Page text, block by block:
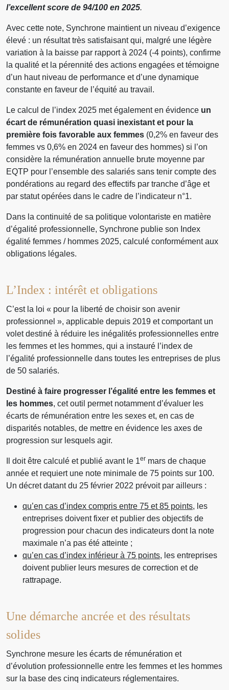
l’excellent score de 94/100 en 2025.
Avec cette note, Synchrone maintient un niveau d’exigence
élevé : un résultat très satisfaisant qui, malgré une légère
variation à la baisse par rapport à 2024 (-4 points), confirme
la qualité et la pérennité des actions engagées et témoigne
d’un haut niveau de performance et d’une dynamique
constante en faveur de l’équité au travail.
Le calcul de l’index 2025 met également en évidence un
écart de rémunération quasi inexistant et pour la
première fois favorable aux femmes (0,2% en faveur des
femmes vs 0,6% en 2024 en faveur des hommes) si l’on
considère la rémunération annuelle brute moyenne par
EQTP pour l’ensemble des salariés sans tenir compte des
pondérations au regard des effectifs par tranche d’âge et
par statut opérées dans le cadre de l’indicateur n°1.
Dans la continuité de sa politique volontariste en matière
d’égalité professionnelle, Synchrone publie son Index
égalité femmes / hommes 2025, calculé conformément aux
obligations légales.
L’Index : intérêt et obligations
C’est la loi « pour la liberté de choisir son avenir
professionnel », applicable depuis 2019 et comportant un
volet destiné à réduire les inégalités professionnelles entre
les femmes et les hommes, qui a instauré l’index de
l’égalité professionnelle dans toutes les entreprises de plus
de 50 salariés.
Destiné à faire progresser l’égalité entre les femmes et
les hommes, cet outil permet notamment d’évaluer les
écarts de rémunération entre les sexes et, en cas de
disparités notables, de mettre en évidence les axes de
progression sur lesquels agir.
Il doit être calculé et publié avant le 1er mars de chaque
année et requiert une note minimale de 75 points sur 100.
Un décret datant du 25 février 2022 prévoit par ailleurs :
qu’en cas d’index compris entre 75 et 85 points, les
entreprises doivent fixer et publier des objectifs de
progression pour chacun des indicateurs dont la note
maximale n’a pas été atteinte ;
qu’en cas d’index inférieur à 75 points, les entreprises
doivent publier leurs mesures de correction et de
rattrapage.
Une démarche ancrée et des résultats
solides
Synchrone mesure les écarts de rémunération et
d’évolution professionnelle entre les femmes et les hommes
sur la base des cinq indicateurs réglementaires.